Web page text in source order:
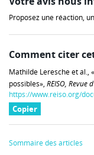
Proposez une réaction,
Comment citer
Mathilde Leresche et al.,
possibles», REISO,
https://www.reiso.org/
Copier
Sommaire des articles